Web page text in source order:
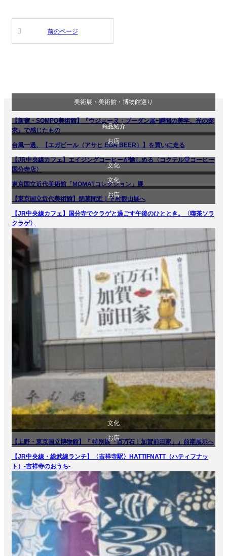
前のページ
美術展・美術館・博物館巡り
【新宿・SOMPO美術館】『ウジェーヌ・ブーダン展−瞬間の美学、光の探
求』で感じたもの
商品紹介
台風一過、【エガビール（アサヒ EGA BEER）】を買いに走る
お店
贈り物・プレゼント
食べ物
【JR中央線カフェ】エイジングコーヒーが愉しめる〈コクテル堂コーヒー
国分寺店〉
文化
美術展・美術館・博物館巡り
東京国立近代美術館「MOMATコレクション」展
文化
美術展・美術館・博物館巡り
【東京国立近代美術館】閉幕間近！下村観山展へ
お店
【JR中央線カフェ】国分寺でクラゲと過ごす午後のひととき。〈喫茶ソラ
クラゲ〉
文化
美術展・美術館・博物館巡り
【上野・東京国立博物館】『 特別展「百万石！加賀前田家」』前期展示へ
お店
【JR中央線・総武線ランチ】〈吉祥寺駅〉HATTIFNATT（ハティフナッ
ト）-吉祥寺のおうち-